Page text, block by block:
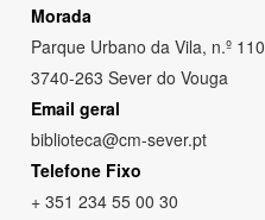
Morada
Parque Urbano da Vila, n.º 110
3740-263 Sever do Vouga
Email geral
biblioteca@cm-sever.pt
Telefone Fixo
+ 351 234 55 00 30